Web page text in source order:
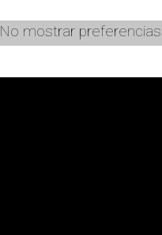
No mostrar preferencias